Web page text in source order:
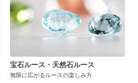
宝石ルース・天然石ルース
無限に広がるルースの楽しみ方